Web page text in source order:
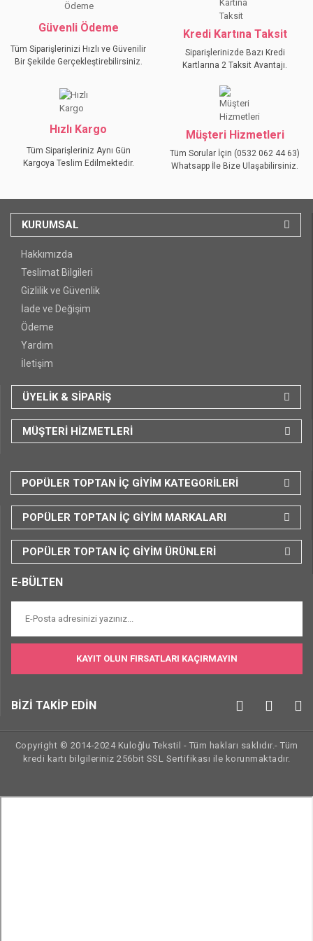
Bu ürüne benzer farklı alternatifler olmalı.
Güvenli Ödeme
Tüm Siparişlerinizi Hızlı ve Güvenilir
Bir Şekilde Gerçekleştirebilirsiniz.
Kredi Kartına Taksit
Siparişlerinizde Bazı Kredi
Kartlarına 2 Taksit Avantajı.
Hızlı Kargo
Tüm Siparişleriniz Aynı Gün
Kargoya Teslim Edilmektedir.
Müşteri Hizmetleri
Tüm Sorular İçin (0532 062 44 63)
Whatsapp İle Bize Ulaşabilirsiniz.
KURUMSAL
Hakkımızda
Teslimat Bilgileri
Gizlilik ve Güvenlik
İade ve Değişim
Ödeme
Yardım
İletişim
ÜYELİK & SİPARİŞ
MÜŞTERİ HİZMETLERİ
POPÜLER TOPTAN İÇ GİYİM KATEGORİLERİ
POPÜLER TOPTAN İÇ GİYİM MARKALARI
POPÜLER TOPTAN İÇ GİYİM ÜRÜNLERİ
E-BÜLTEN
KAYIT OLUN FIRSATLARI KAÇIRMAYIN
BİZİ TAKİP EDİN
Copyright © 2014-2024 Kuloğlu Tekstil - Tüm hakları saklıdır.- Tüm
kredi kartı bilgileriniz 256bit SSL Sertifikası ile korunmaktadır.